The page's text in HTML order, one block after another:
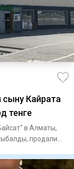
Кайрата
тенге
в Алматы,
продали